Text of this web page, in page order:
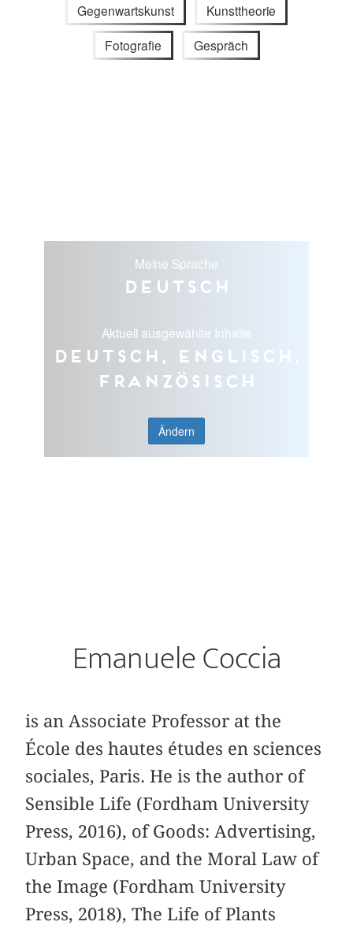
Gegenwartskunst Kunsttheorie
Fotografie Gespräch
Meine Sprache
Deutsch
Aktuell ausgewählte Inhalte
Deutsch, Englisch,
Französisch
Ändern
Emanuele Coccia
is an Associate Professor at the
École des hautes études en sciences
sociales, Paris. He is the author of
Sensible Life (Fordham University
Press, 2016), of Goods: Advertising,
Urban Space, and the Moral Law of
the Image (Fordham University
Press, 2018), The Life of Plants